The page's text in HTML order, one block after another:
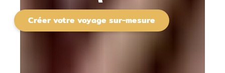
Créer votre voyage sur-mesure